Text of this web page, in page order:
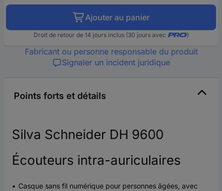
Ajouter au panier
Droit de retour de 14 jours inclus (30 jours avec )
Fabricant ou personne responsable du produit
Signaler un incident juridique
Points forts et détails
Silva Schneider DH 9600
Écouteurs intra-auriculaires
Casque sans fil numérique pour personnes âgées, avec